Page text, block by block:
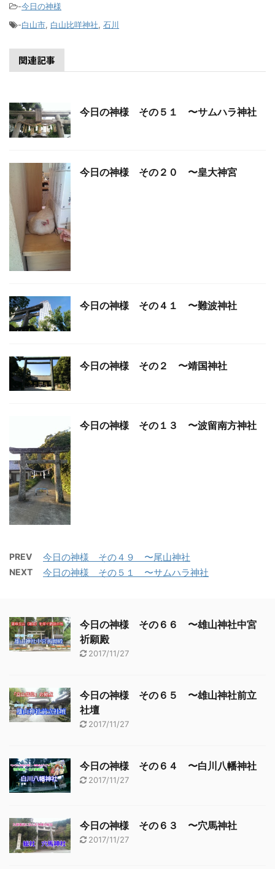
-今日の神様
-白山市, 白山比咩神社, 石川
関連記事
今日の神様 その５１ 〜サムハラ神社
今日の神様 その２０ 〜皇大神宮
今日の神様 その４１ 〜難波神社
今日の神様 その２ 〜靖国神社
今日の神様 その１３ 〜波留南方神社
PREV 今日の神様 その４９ 〜尾山神社
NEXT 今日の神様 その５１ 〜サムハラ神社
今日の神様 その６６ 〜雄山神社中宮
祈願殿
2017/11/27
今日の神様 その６５ 〜雄山神社前立
社壇
2017/11/27
今日の神様 その６４ 〜白川八幡神社
2017/11/27
今日の神様 その６３ 〜穴馬神社
2017/11/27